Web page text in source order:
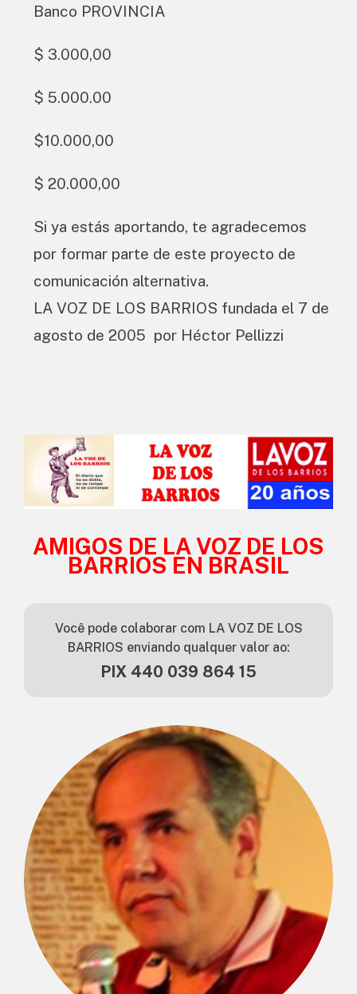
Banco PROVINCIA
$ 3.000,00
$ 5.000.00
$10.000,00
$ 20.000,00
Si ya estás aportando, te agradecemos
por formar parte de este proyecto de
comunicación alternativa.
LA VOZ DE LOS BARRIOS fundada el 7 de
agosto de 2005 por Héctor Pellizzi
AMIGOS DE LA VOZ DE LOS
BARRIOS EN BRASIL
Você pode colaborar com LA VOZ DE LOS
BARRIOS enviando qualquer valor ao:
PIX 440 039 864 15